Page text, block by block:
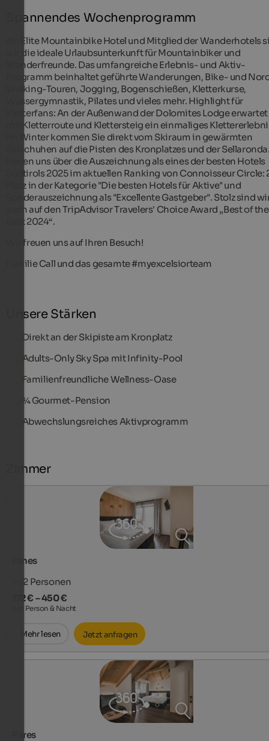
Spannendes Wochenprogramm
Als Elite Mountainbike Hotel und Mitglied der Wanderhotels
wir die ideale Urlaubsunterkunft für Mountainbiker und
Wanderfreunde. Das umfangreiche Erlebnis- und Aktiv-
Programm beinhaltet geführte Wanderungen, Bike- und
Walking-Touren, Jogging, Bogenschießen, Kletterkurse,
Wassergymnastik, Pilates und vieles mehr. Highlight für
Kletterfans: An der Außenwand der Dolomites Lodge erwartet
mit Kletterroute und Klettersteig ein einmaliges
Im Winter kommen Sie direkt vom Skiraum in gewärmten
Skischuhen auf die Pisten des Kronplatzes und der
freuen uns über die Auszeichnung als eines der besten Hotels
Südtirols 2025 im aktuellen Ranking von Connoisseur Circle:
Platz in der Kategorie "Die besten Hotels für Aktive" und
Sonderauszeichnung als "Excellente Gastgeber". Stolz sind
auch auf den TripAdvisor Travelers' Choice Award „Best of the
Best 2024“.
Wir freuen uns auf Ihren Besuch!
Familie Call und das gesamte #myexcelsiorteam
Unsere Stärken
Direkt an der Skipiste am Kronplatz
Adults-Only Sky Spa mit Infinity-Pool
Familienfreundliche Wellness-Oase
¾ Gourmet-Pension
Abwechslungsreiches Aktivprogramm
Zimmer
Fanes
1 - 2 Personen
172 € – 450 €
pro Person & Nacht
Mehr lesen Jetzt anfragen
Pares